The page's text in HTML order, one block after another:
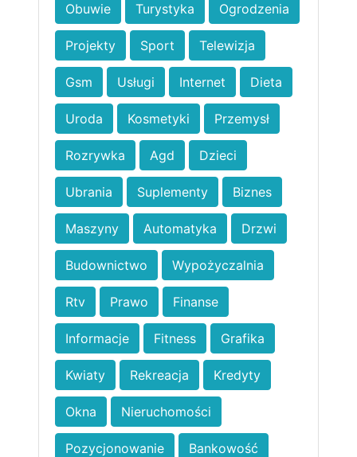
Obuwie Turystyka Ogrodzenia
Projekty Sport Telewizja
Gsm Usługi Internet Dieta
Uroda Kosmetyki Przemysł
Rozrywka Agd Dzieci
Ubrania Suplementy Biznes
Maszyny Automatyka Drzwi
Budownictwo Wypożyczalnia
Rtv Prawo Finanse
Informacje Fitness Grafika
Kwiaty Rekreacja Kredyty
Okna Nieruchomości
Pozycjonowanie Bankowość